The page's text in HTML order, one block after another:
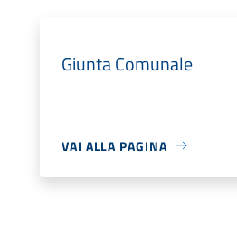
Giunta Comunale
VAI ALLA PAGINA